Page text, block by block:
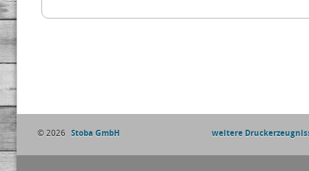
© 2026 Stoba GmbH weitere